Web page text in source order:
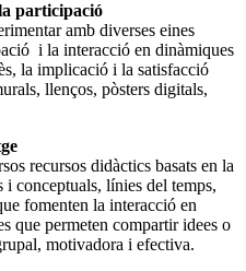
participació
amb diverses eines
i la interacció en dinàmiques
la implicació i la satisfacció
llenços, pòsters digitals,
recursos didàctics basats en la
conceptuals, línies del temps,
fomenten la interacció en
que permeten compartir idees o
motivadora i efectiva.